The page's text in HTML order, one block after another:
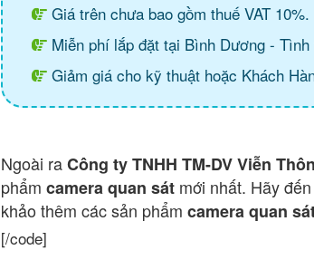
Giá trên chưa bao gồm thuế VAT 10%.
Miễn phí lắp đặt tại Bình Dương -
Giảm giá cho kỹ thuật hoặc Khách
Ngoài raCông ty TNHH TM-DV Viễn
phẩm camera quan sát mới nhất. Hãy
khảo thêm các sản phẩm camera quan
[/code]